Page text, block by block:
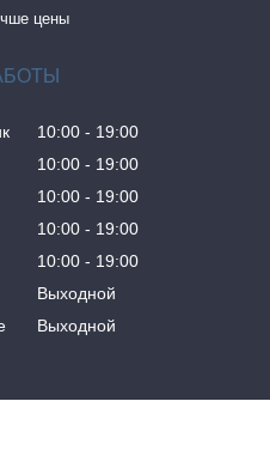
цены
10:00
19:00
10:00
19:00
10:00
19:00
10:00
19:00
10:00
19:00
Выходной
Выходной